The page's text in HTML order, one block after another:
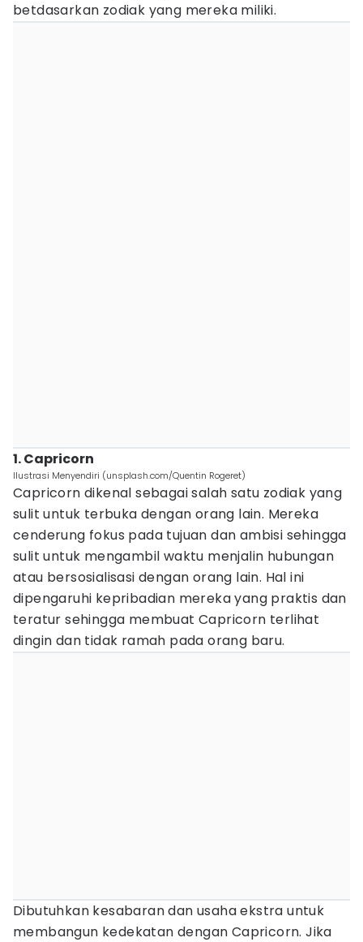
betdasarkan zodiak yang mereka miliki.
1. Capricorn
Ilustrasi Menyendiri (unsplash.com/Quentin Rogeret)
Capricorn dikenal sebagai salah satu zodiak yang
sulit untuk terbuka dengan orang lain. Mereka
cenderung fokus pada tujuan dan ambisi sehingga
sulit untuk mengambil waktu menjalin hubungan
atau bersosialisasi dengan orang lain. Hal ini
dipengaruhi kepribadian mereka yang praktis dan
teratur sehingga membuat Capricorn terlihat
dingin dan tidak ramah pada orang baru.
Dibutuhkan kesabaran dan usaha ekstra untuk
membangun kedekatan dengan Capricorn. Jika